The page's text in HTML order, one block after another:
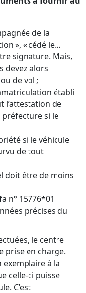
de la
», « cédé le…
signature. Mais,
devez alors
de vol ;
établi
l’attestation de
préfecture si le
si le véhicule
de tout
doit être de moins
n° 15776*01
précises du
le centre
prise en charge.
exemplaire à la
celle-ci puisse
C’est